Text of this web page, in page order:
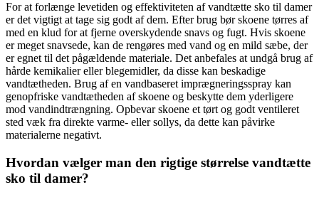
For at forlænge levetiden og effektiviteten af vandtætte sko til damer
er det vigtigt at tage sig godt af dem. Efter brug bør skoene tørres af
med en klud for at fjerne overskydende snavs og fugt. Hvis skoene
er meget snavsede, kan de rengøres med vand og en mild sæbe, der
er egnet til det pågældende materiale. Det anbefales at undgå brug af
hårde kemikalier eller blegemidler, da disse kan beskadige
vandtætheden. Brug af en vandbaseret imprægneringsspray kan
genopfriske vandtætheden af skoene og beskytte dem yderligere
mod vandindtrængning. Opbevar skoene et tørt og godt ventileret
sted væk fra direkte varme- eller sollys, da dette kan påvirke
materialerne negativt.
Hvordan vælger man den rigtige størrelse vandtætte
sko til damer?